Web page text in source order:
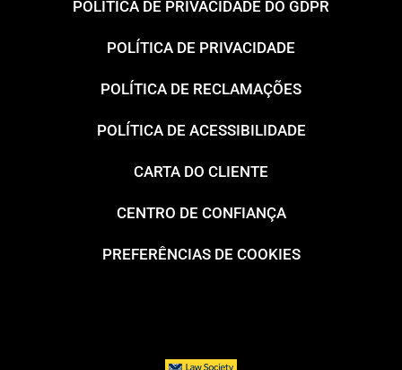
POLÍTICA DE PRIVACIDADE DO GDPR
POLÍTICA DE PRIVACIDADE
POLÍTICA DE RECLAMAÇÕES
POLÍTICA DE ACESSIBILIDADE
CARTA DO CLIENTE
CENTRO DE CONFIANÇA
PREFERÊNCIAS DE COOKIES